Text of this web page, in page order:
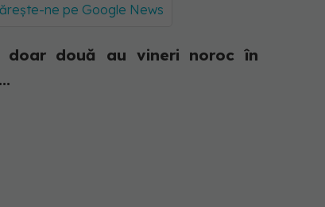
ne pe Google News
doar două au vineri noroc în